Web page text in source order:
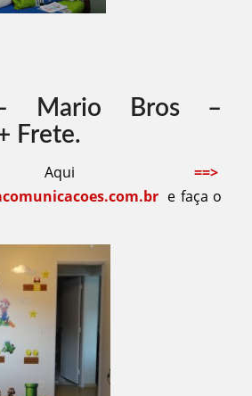
Mario Bros –
Frete.
Aqui==>
e faça o